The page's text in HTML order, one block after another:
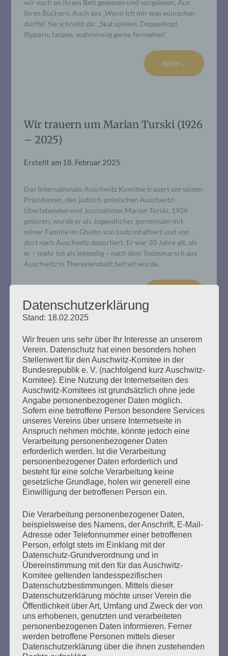
wir noch an ihrem Bett gesessen und vorgelesen. Aus
ihren Büchern. Auch aus „Wenn ich mir was wünschen
dürfte“. Sie schreibt da: „Skat spielen. Doppelkopf,
flippern, tanzen, wahnsinnig gerne fernsehen“.
mehr ...
Wir trauern um Marian Turski (1926
– 2025)
Erstellt am 18. Februar 2025
Das Internationale Auschwitz Komitee trauert um seinen
Präsidenten, den jüdisch-polnischen Auschwitz-
Überlebenden und Journalisten Marian Turski. 1926
geboren, wurde er als Jugendlicher gemeinsam mit
seiner Familie im Ghetto von Lodz inhaftiert und von
dort nach Auschwitz deportiert. Er war 20 Jahre alt, als
er – mehr tot als lebendig – nach dem Todesmarsch aus
Auschwitz in Theresienstadt befreit wurde.
2009: Verleihung der Herbert-
Weichmann-Medaille an Elsa
Werner
Erstellt am16. Februar 2025
Ansprache zur Verleihung des Herbert-Weichmann-
Medaille der Jüdischen Gemeinde Hamburg an Elsa
Werner am 13. September 2009 Es gilt das gesprochene
Wort Sehr geehrte Frau Lafrenz-Page, sehr geehrte Frau
Feingold,liebe Elsa Werner, lieber Herr Herzberg,meine
sehr verehrten Damen und Herren! Ich freue mich hier
heute als Mitglied des Auschwitz-Komitees die Laudatio
für eine Frau halten zu…
mehr ...
Datenschutzerklärung
Stand: 18.02.2025
Wir freuen uns sehr über Ihr Interesse an unserem
Verein. Datenschutz hat einen besonders hohen
Stellenwert für den Auschwitz-Komitee in der
Bundesrepublik e. V. (nachfolgend kurz Auschwitz-
Komitee). Eine Nutzung der Internetseiten des
Auschwitz-Komitees ist grundsätzlich ohne jede
Angabe personenbezogener Daten möglich.
Sofern eine betroffene Person besondere Services
unseres Vereins über unsere Internetseite in
Anspruch nehmen möchte, könnte jedoch eine
Verarbeitung personenbezogener Daten
erforderlich werden. Ist die Verarbeitung
personenbezogener Daten erforderlich und
besteht für eine solche Verarbeitung keine
gesetzliche Grundlage, holen wir generell eine
Einwilligung der betroffenen Person ein.
Die Verarbeitung personenbezogener Daten,
beispielsweise des Namens, der Anschrift, E-Mail-
Adresse oder Telefonnummer einer betroffenen
Person, erfolgt stets im Einklang mit der
Datenschutz-Grundverordnung und in
Übereinstimmung mit den für das Auschwitz-
Komitee geltenden landesspezifischen
Datenschutzbestimmungen. Mittels dieser
Datenschutzerklärung möchte unser Verein die
Öffentlichkeit über Art, Umfang und Zweck der von
uns erhobenen, genutzten und verarbeiteten
personenbezogenen Daten informieren. Ferner
werden betroffene Personen mittels dieser
Datenschutzerklärung über die ihnen zustehenden